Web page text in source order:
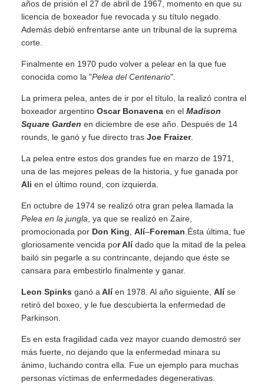
años de prisión el 27 de abril de 1967, momento en que su
licencia de boxeador fue revocada y su título negado.
Además debió enfrentarse ante un tribunal de la suprema
corte.
Finalmente en 1970 pudo volver a pelear en la que fue
conocida como la "Pelea del Centenario".
La primera pelea, antes de ir por el título, la realizó contra el
boxeador argentino Oscar Bonavena en el Madison
Square Garden en diciembre de ese año. Después de 14
rounds, le ganó y fue directo tras Joe Fraizer.
La pelea entre estos dos grandes fue en marzo de 1971,
una de las mejores peleas de la historia, y fue ganada por
Ali en el último round, con izquierda.
En octubre de 1974 se realizó otra gran pelea llamada la
Pelea en la jungla , ya que se realizó en Zaire,
promocionada por Don King Alí–Foreman .Ésta última, fue
gloriosamente vencida porAlídado que la mitad de la pelea
bailó sin pegarle a su contrincante, dejando que éste se
cansara para embestirlo finalmente y ganar.
Leon Spinks ganó a Alíen 1978. Al año siguiente, Alíse
retiró del boxeo, y le fue descubierta la enfermedad de
Parkinson.
Es en esta fragilidad cada vez mayor cuando demostró ser
más fuerte, no dejando que la enfermedad minara su
ánimo, luchando contra ella. Fue un ejemplo para muchas
personas víctimas de enfermedades degenerativas.